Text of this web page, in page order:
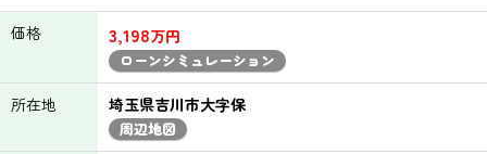
価格 3,198万円
ローンシミュレーション
所在地 埼玉県吉川市大字保
周辺地図